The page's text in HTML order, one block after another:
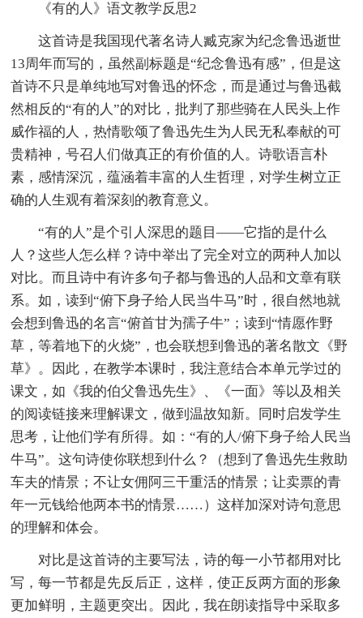
《有的人》语文教学反思2
这首诗是我国现代著名诗人臧克家为纪念鲁迅逝世
13周年而写的，虽然副标题是“纪念鲁迅有感”，但是这
首诗不只是单纯地写对鲁迅的怀念，而是通过与鲁迅截
然相反的“有的人”的对比，批判了那些骑在人民头上作
威作福的人，热情歌颂了鲁迅先生为人民无私奉献的可
贵精神，号召人们做真正的有价值的人。诗歌语言朴
素，感情深沉，蕴涵着丰富的人生哲理，对学生树立正
确的人生观有着深刻的教育意义。
“有的人”是个引人深思的题目——它指的是什么
人？这些人怎么样？诗中举出了完全对立的两种人加以
对比。而且诗中有许多句子都与鲁迅的人品和文章有联
系。如，读到“俯下身子给人民当牛马”时，很自然地就
会想到鲁迅的名言“俯首甘为孺子牛”；读到“情愿作野
草，等着地下的火烧”，也会联想到鲁迅的著名散文《野
草》。因此，在教学本课时，我注意结合本单元学过的
课文，如《我的伯父鲁迅先生》、《一面》等以及相关
的阅读链接来理解课文，做到温故知新。同时启发学生
思考，让他们学有所得。如：“有的人/俯下身子给人民当
牛马”。这句诗使你联想到什么？（想到了鲁迅先生救助
车夫的情景；不让女佣阿三干重活的情景；让卖票的青
年一元钱给他两本书的情景……）这样加深对诗句意思
的理解和体会。
对比是这首诗的主要写法，诗的每一小节都用对比
写，每一节都是先反后正，这样，使正反两方面的形象
更加鲜明，主题更突出。因此，我在朗读指导中采取多